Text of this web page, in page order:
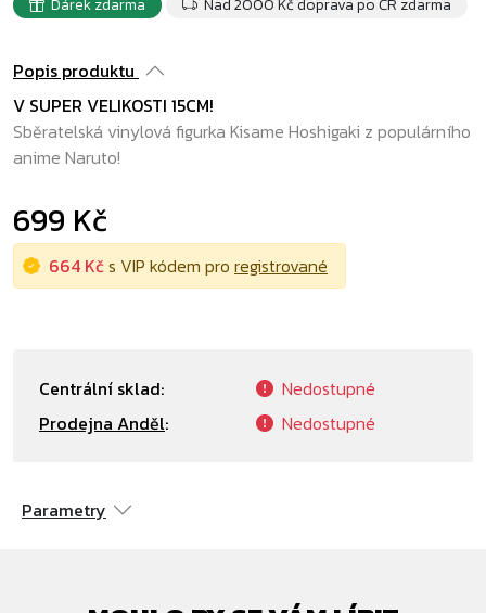
Dárek zdarma Nad 2000 Kč doprava po ČR zdarma
Popis produktu
V SUPER VELIKOSTI 15CM!
Sběratelská vinylová figurka Kisame Hoshigaki z populárního
anime Naruto!
699 Kč
664 Kčs VIP kódem pro registrované
Centrální sklad:
Nedostupné
Prodejna Anděl: Nedostupné
Parametry